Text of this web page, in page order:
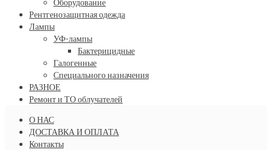
Оборудование
Рентгенозащитная одежда
Лампы
УФ-лампы
Бактерицидные
Галогенные
Специального назначения
РАЗНОЕ
Ремонт и ТО облучателей
О НАС
ДОСТАВКА И ОПЛАТА
Контакты